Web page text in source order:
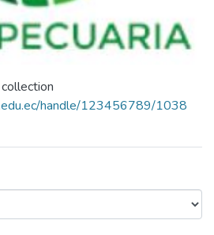
handle/123456789/1038